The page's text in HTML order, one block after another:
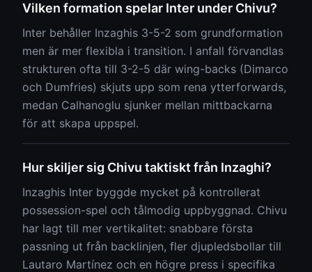
Vilken formation spelar Inter under Chivu?
Inter behåller Inzaghis 3-5-2 som grundformation
men är mer flexibla i transition. I anfall förvandlas
strukturen ofta till 3-2-5 där wing-backs (Dimarco
och Dumfries) skjuts upp som rena ytterforwards,
medan Calhanoglu sjunker mellan mittbackarna
för att skapa uppspel.
Hur skiljer sig Chivu taktiskt från Inzaghi?
Inzaghis Inter byggde mycket på kontrollerat
possession-spel och tålmodig uppbyggnad. Chivu
har lagt till mer vertikalitet: snabbare första
passning ut från backlinjen, fler djupledsbollar till
Lautaro Martínez och en högre press i specifika